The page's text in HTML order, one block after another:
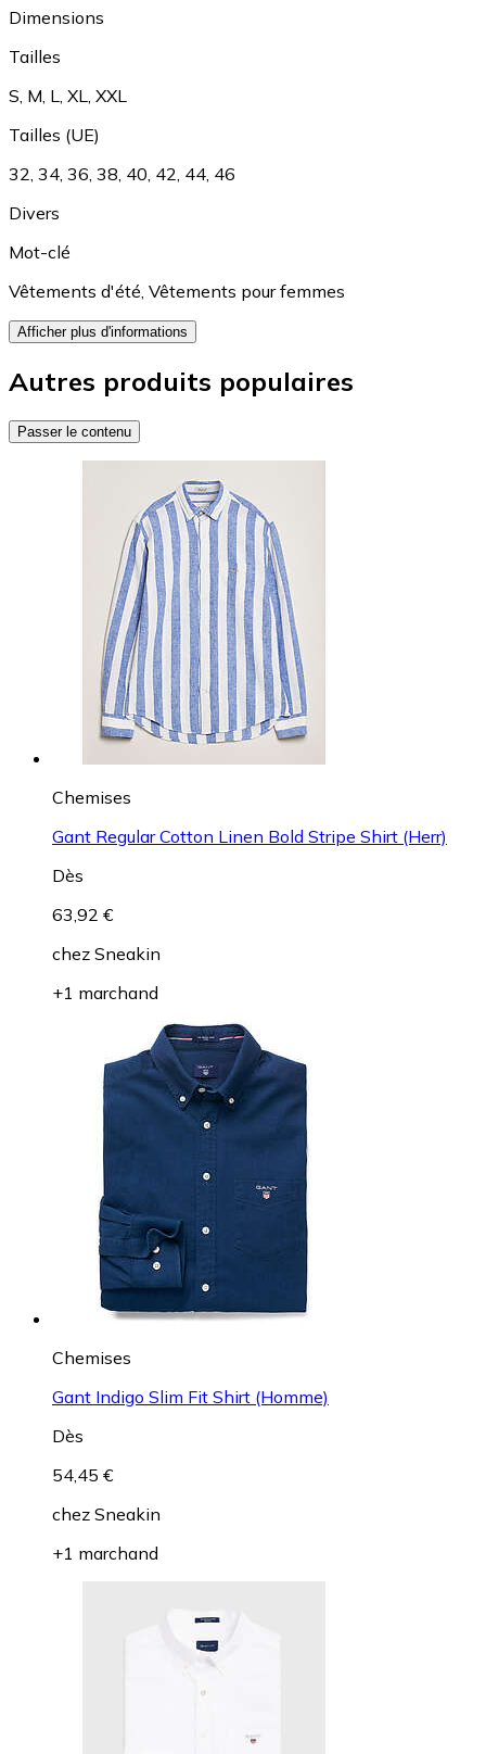
Dimensions
Tailles
S, M, L, XL, XXL
Tailles (UE)
32, 34, 36, 38, 40, 42, 44, 46
Divers
Mot-clé
Vêtements d'été, Vêtements pour femmes
Afficher plus d'informations
Autres produits populaires
Passer le contenu
Chemises
Gant Regular Cotton Linen Bold Stripe Shirt (Herr)
Dès
63,92 €
chez Sneakin
+1 marchand
Chemises
Gant Indigo Slim Fit Shirt (Homme)
Dès
54,45 €
chez Sneakin
+1 marchand